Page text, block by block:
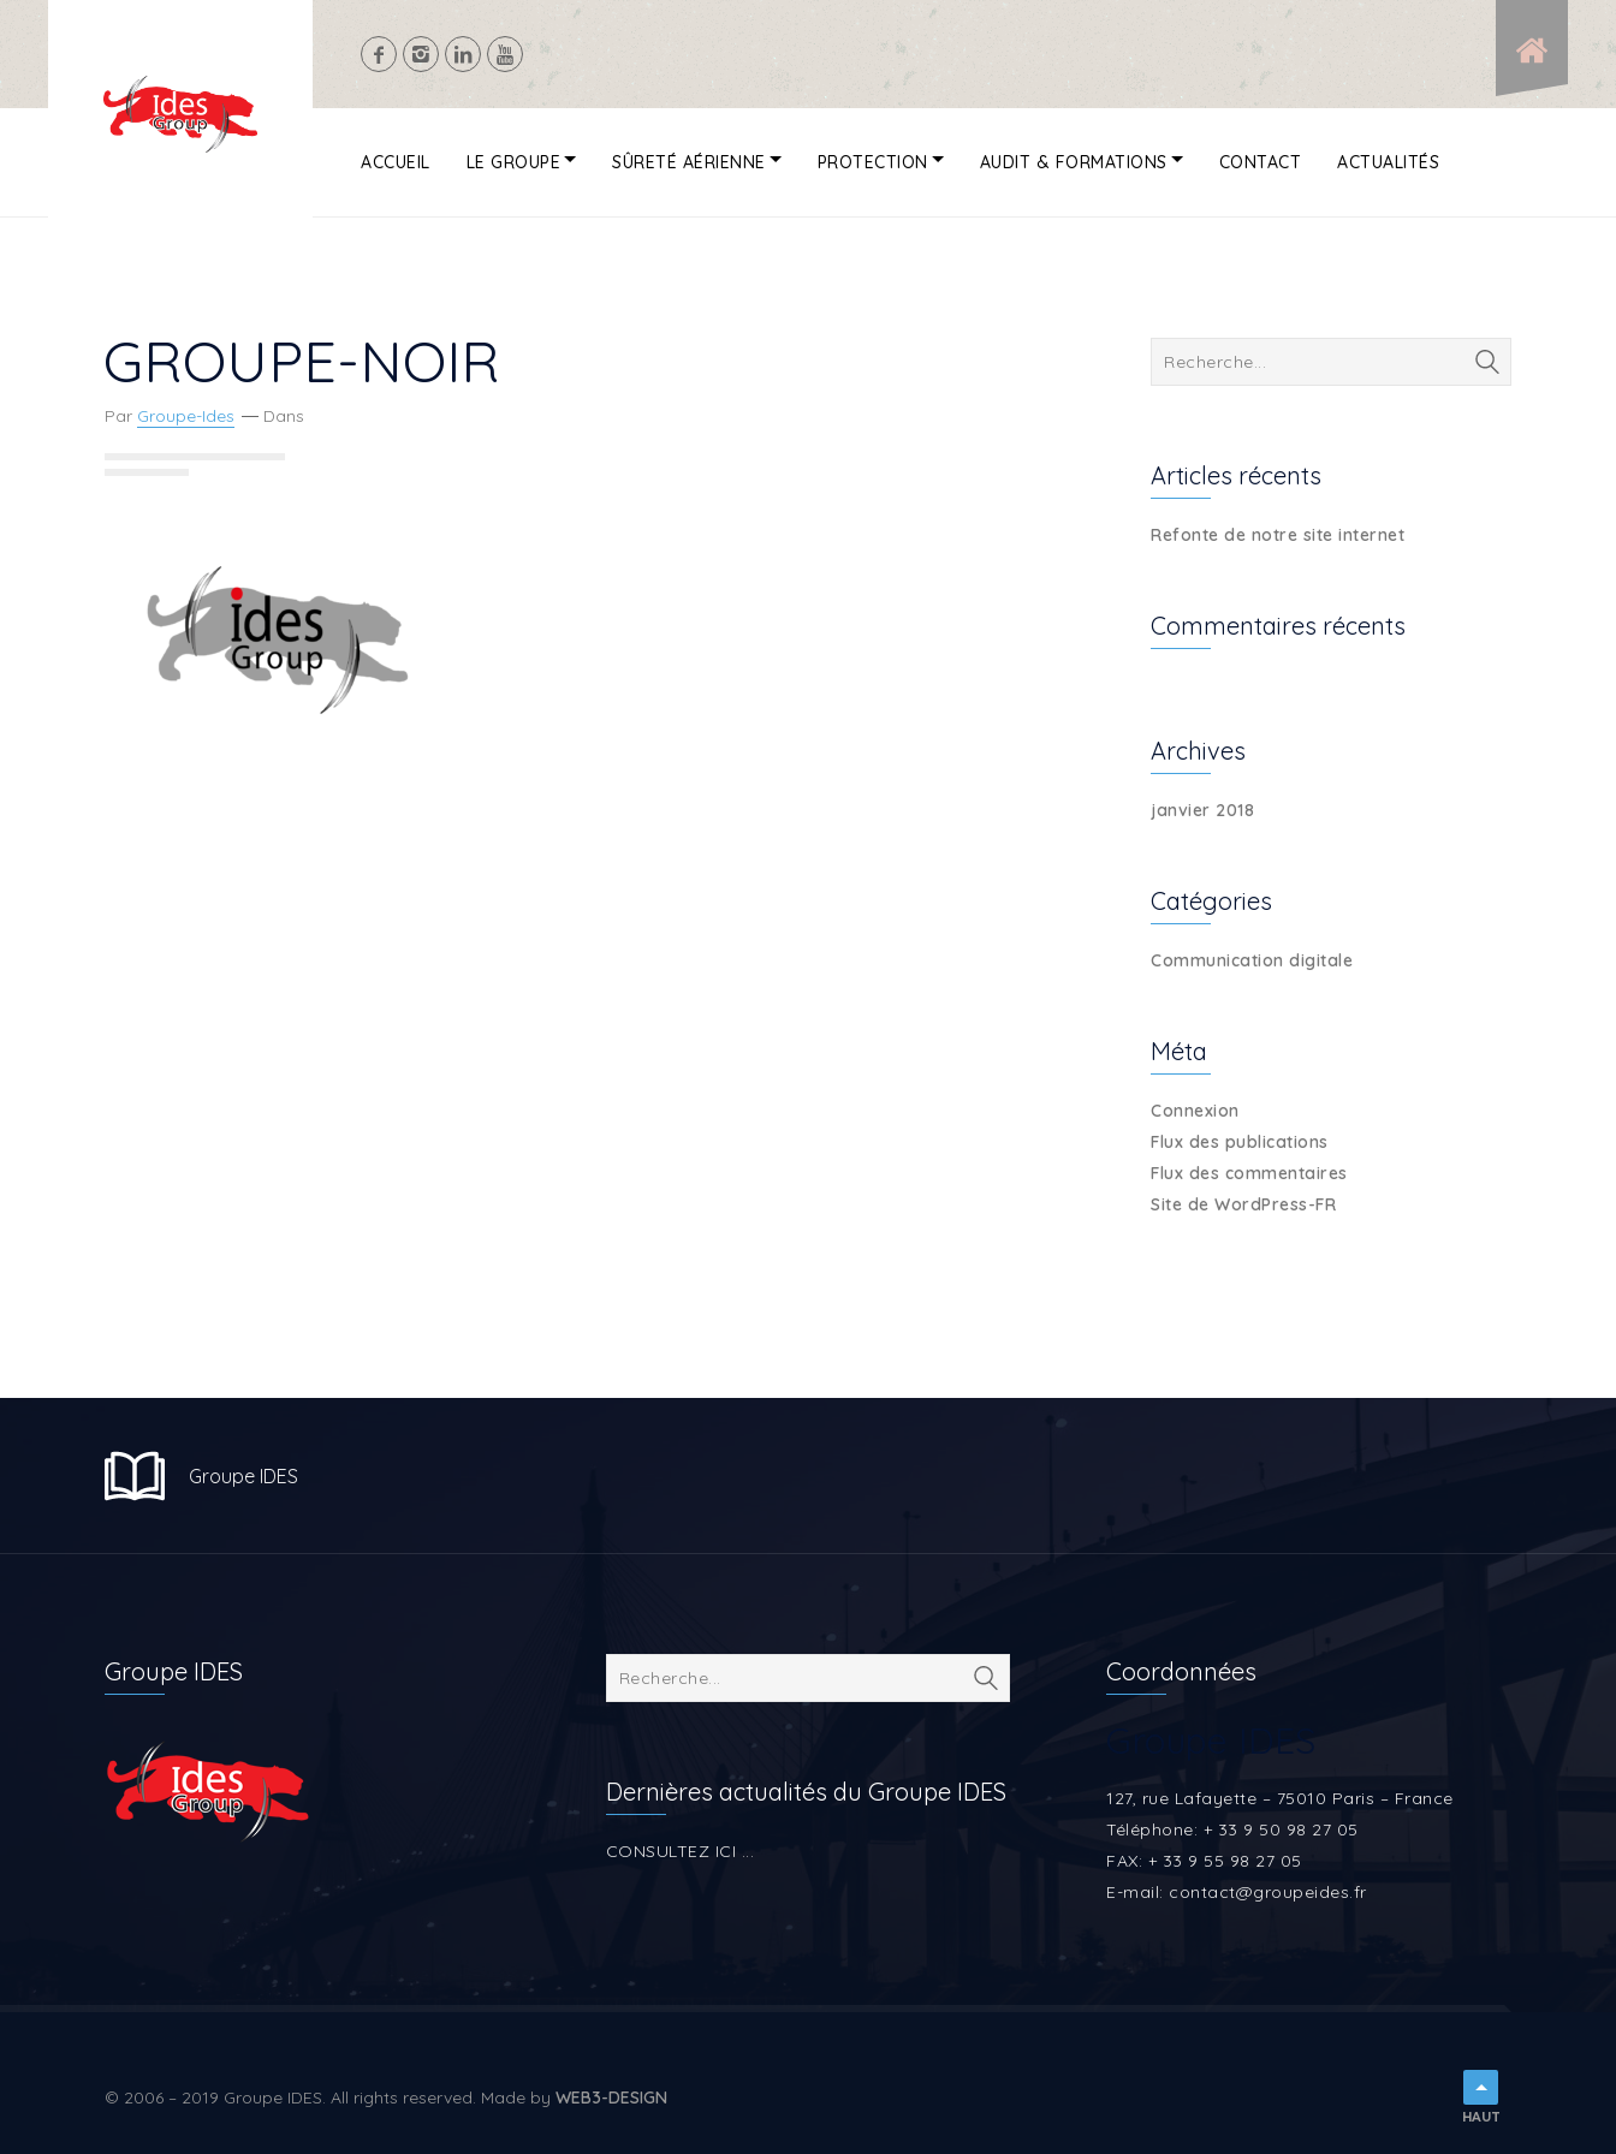
ACCUEIL LE GROUPE SÛRETÉ AÉRIENNE PROTECTION AUDIT & FORMATIONS CONTACT ACTUALITÉS
GROUPE-NOIR
Par Groupe-Ides Dans
Articles récents
Refonte de notre site internet
Commentaires récents
Archives
janvier 2018
Catégories
Communication digitale
Méta
Connexion
Flux des publications
Flux des commentaires
Site de WordPress-FR
Groupe IDES
Groupe IDES
Dernières actualités du Groupe IDES
CONSULTEZ ICI ...
Coordonnées
127, rue Lafayette – 75010 Paris – France
Téléphone: + 33 9 50 98 27 05
FAX: + 33 9 55 98 27 05
E-mail: contact@groupeides.fr
© 2006 – 2019 Groupe IDES. All rights reserved. Made by WEB3-DESIGN
HAUT